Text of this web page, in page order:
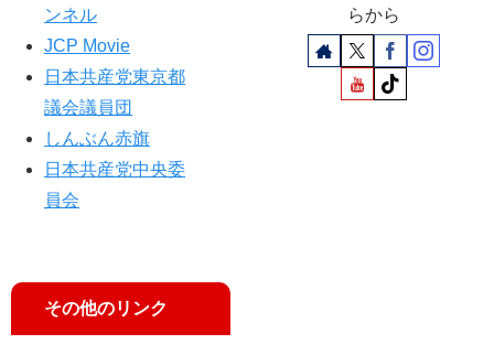
ンネル
JCP Movie
日本共産党東京都
議会議員団
しんぶん赤旗
日本共産党中央委
員会
その他のリンク
らから